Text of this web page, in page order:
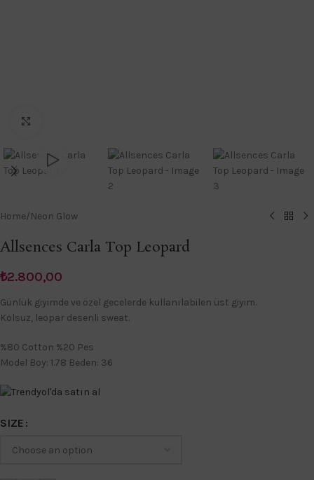
Home/Neon Glow
Allsences Carla Top Leopard
₺2.800,00
Günlük giyimde ve özel gecelerde kullanılabilen üst giyim.
Kolsuz, leopar desenli sweat.
%80 Cotton %20 Pes
Model Boy: 1.78 Beden: 36
SIZE